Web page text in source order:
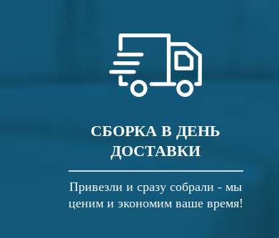
СБОРКА В ДЕНЬ
ДОСТАВКИ
Привезли и сразу собрали - мы
ценим и экономим ваше время!